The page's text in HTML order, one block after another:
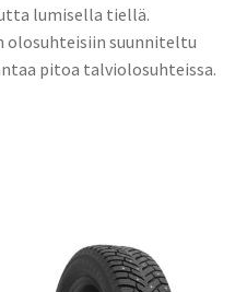
lumisella tiellä.
olosuhteisiin suunniteltu
pitoa talviolosuhteissa.